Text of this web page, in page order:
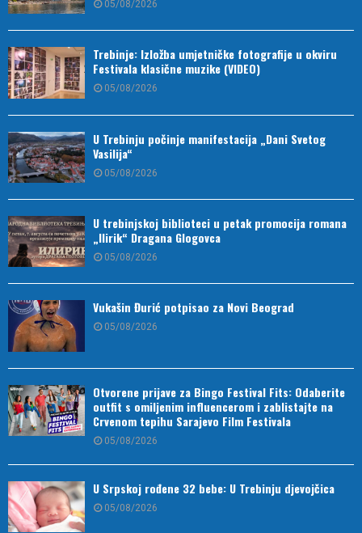
05/08/2026
Trebinje: Izložba umjetničke fotografije u okviru
Festivala klasične muzike (VIDEO)
05/08/2026
U Trebinju počinje manifestacija „Dani Svetog
Vasilija“
05/08/2026
U trebinjskoj biblioteci u petak promocija romana
„Ilirik“ Dragana Glogovca
05/08/2026
Vukašin Đurić potpisao za Novi Beograd
05/08/2026
Otvorene prijave za Bingo Festival Fits: Odaberite
outfit s omiljenim influencerom i zablistajte na
Crvenom tepihu Sarajevo Film Festivala
05/08/2026
U Srpskoj rođene 32 bebe: U Trebinju djevojčica
05/08/2026